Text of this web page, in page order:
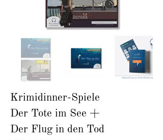
Krimidinner-Spiele
Der Tote im See +
Der Flug in den Tod